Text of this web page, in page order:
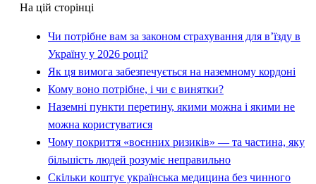
На цій сторінці
Чи потрібне вам за законом страхування для в’їзду в
Україну у 2026 році?
Як ця вимога забезпечується на наземному кордоні
Кому воно потрібне, і чи є винятки?
Наземні пункти перетину, якими можна і якими не
можна користуватися
Чому покриття «воєнних ризиків» — та частина, яку
більшість людей розуміє неправильно
Скільки коштує українська медицина без чинного